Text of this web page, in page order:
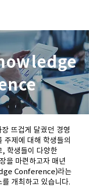
뜨겁게 달궜던 경영
주제에 대해 학생들의
, 학생들이 다양한
을 마련하고자 매년
Conference)라는
개최하고 있습니다.